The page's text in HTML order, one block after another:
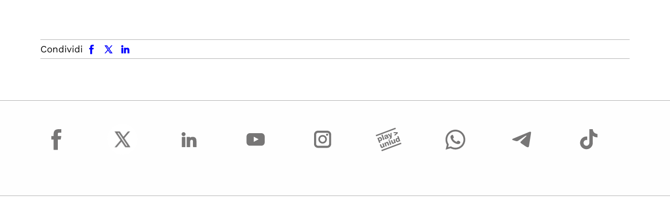
Condividi
facebook x.com linkedin
facebook